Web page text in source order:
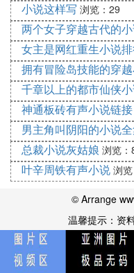
小说这样写 浏览：29
两个女子穿越古代的
女主是网红重生小说
拥有冒险岛技能的穿
千章以上的都市仙侠
神通板砖有声小说链接
男主角叫阴阳的小说
总裁小说灰姑娘 浏览：
叶辛周铁有声小说 浏
© Arrange
温馨提示：资